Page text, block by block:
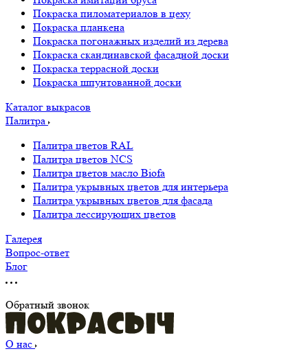
Покраска пиломатериалов в цеху
Покраска планкена
Покраска погонажных изделий из дерева
Покраска скандинавской фасадной доски
Покраска террасной доски
Покраска шпунтованной доски
Каталог выкрасов
Палитра
Палитра цветов RAL
Палитра цветов NCS
Палитра цветов масло Biofa
Палитра укрывных цветов для интерьера
Палитра укрывных цветов для фасада
Палитра лессирующих цветов
Галерея
Вопрос-ответ
Блог
Обратный звонок
О нас